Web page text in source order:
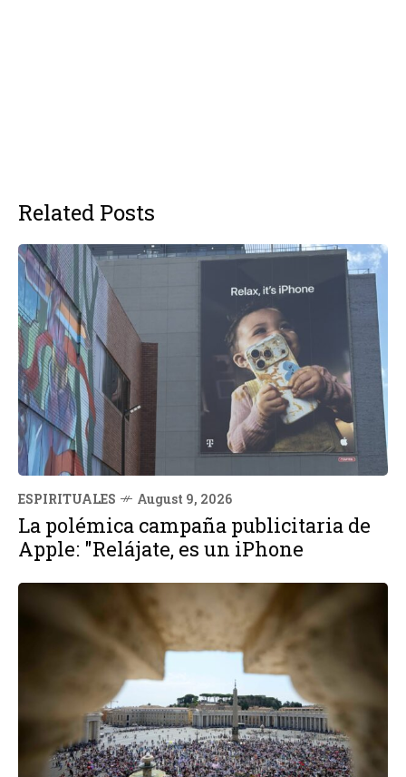
Related Posts
ESPIRITUALES August 9, 2026
La polémica campaña publicitaria de
Apple: "Relájate, es un iPhone